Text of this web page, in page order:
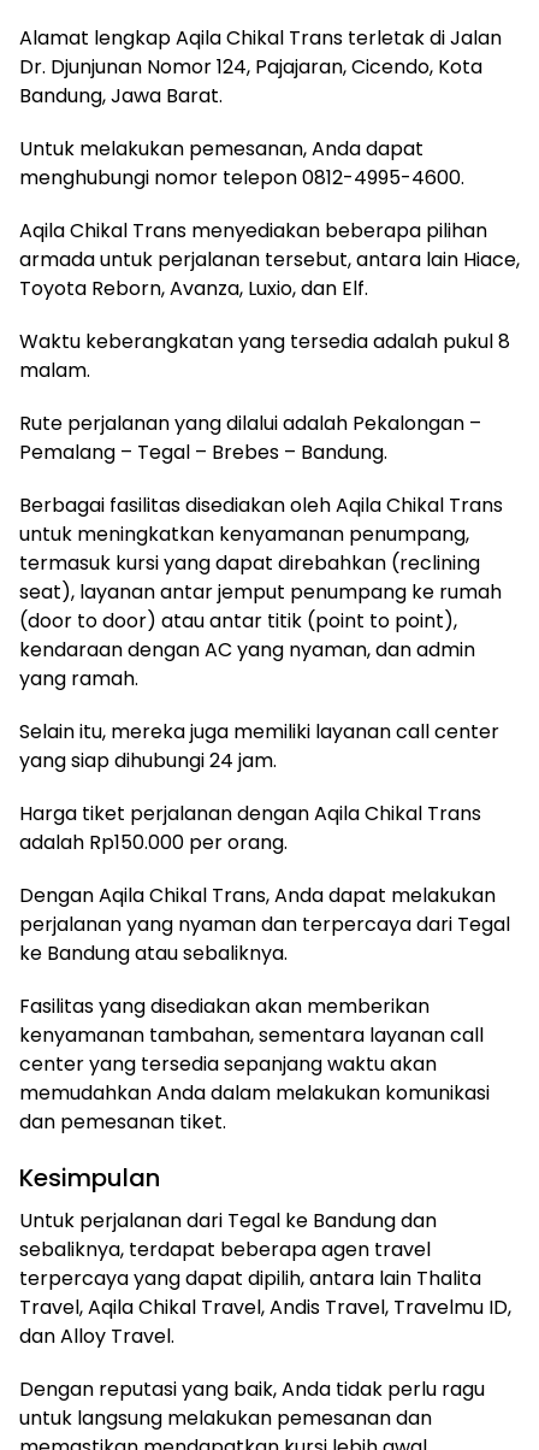
Alamat lengkap Aqila Chikal Trans terletak di Jalan
Dr. Djunjunan Nomor 124, Pajajaran, Cicendo, Kota
Bandung, Jawa Barat.
Untuk melakukan pemesanan, Anda dapat
menghubungi nomor telepon 0812-4995-4600.
Aqila Chikal Trans menyediakan beberapa pilihan
armada untuk perjalanan tersebut, antara lain Hiace,
Toyota Reborn, Avanza, Luxio, dan Elf.
Waktu keberangkatan yang tersedia adalah pukul 8
malam.
Rute perjalanan yang dilalui adalah Pekalongan –
Pemalang – Tegal – Brebes – Bandung.
Berbagai fasilitas disediakan oleh Aqila Chikal Trans
untuk meningkatkan kenyamanan penumpang,
termasuk kursi yang dapat direbahkan (reclining
seat), layanan antar jemput penumpang ke rumah
(door to door) atau antar titik (point to point),
kendaraan dengan AC yang nyaman, dan admin
yang ramah.
Selain itu, mereka juga memiliki layanan call center
yang siap dihubungi 24 jam.
Harga tiket perjalanan dengan Aqila Chikal Trans
adalah Rp150.000 per orang.
Dengan Aqila Chikal Trans, Anda dapat melakukan
perjalanan yang nyaman dan terpercaya dari Tegal
ke Bandung atau sebaliknya.
Fasilitas yang disediakan akan memberikan
kenyamanan tambahan, sementara layanan call
center yang tersedia sepanjang waktu akan
memudahkan Anda dalam melakukan komunikasi
dan pemesanan tiket.
Kesimpulan
Untuk perjalanan dari Tegal ke Bandung dan
sebaliknya, terdapat beberapa agen travel
terpercaya yang dapat dipilih, antara lain Thalita
Travel, Aqila Chikal Travel, Andis Travel, Travelmu ID,
dan Alloy Travel.
Dengan reputasi yang baik, Anda tidak perlu ragu
untuk langsung melakukan pemesanan dan